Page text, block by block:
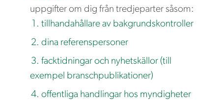
uppgifter om dig från tredjeparter såsom:
tillhandahållare av bakgrundskontroller
dina referenspersoner
facktidningar och nyhetskällor (till
exempel branschpublikationer)
offentliga handlingar hos myndigheter